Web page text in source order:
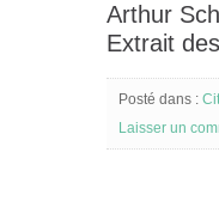
Arthur
Extrait
Posté dans :
Laisser un